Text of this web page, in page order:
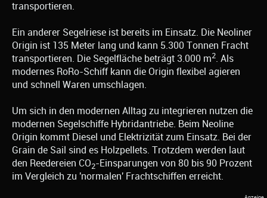
transportieren.
Ein anderer Segelriese ist bereits im Einsatz. Die Neoliner
Origin ist 135 Meter lang und kann 5.300 Tonnen Fracht
transportieren. Die Segelfläche beträgt 3.000 m2. Als
modernes RoRo-Schiff kann die Origin flexibel agieren
und schnell Waren umschlagen.
Um sich in den modernen Alltag zu integrieren nutzen die
modernen Segelschiffe Hybridantriebe. Beim Neoline
Origin kommt Diesel und Elektrizität zum Einsatz. Bei der
Grain de Sail sind es Holzpellets. Trotzdem werden laut
den Reedereien CO2-Einsparungen von 80 bis 90 Prozent
im Vergleich zu 'normalen' Frachtschiffen erreicht.